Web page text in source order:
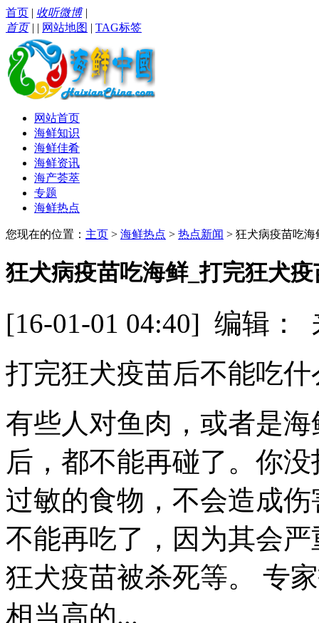
首页 | 收听微博|
首页| | 网站地图 | TAG标签
网站首页
海鲜知识
海鲜佳肴
海鲜资讯
海产荟萃
专题
海鲜热点
您现在的位置： 主页 > 海鲜热点 > 热点新闻 > 狂犬病疫苗吃
狂犬病疫苗吃海鲜_打完狂犬
[16-01-01 04:40] 编辑
打完狂犬疫苗后不能吃什
有些人对鱼肉，或者是
后，都不能再碰了。你
过敏的食物，不会造成
不能再吃了，因为其会
狂犬疫苗被杀死等。 专
相当高的...